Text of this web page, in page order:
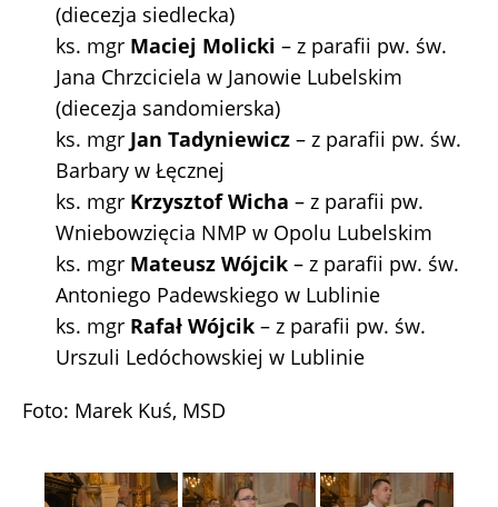
(diecezja siedlecka)
ks. mgr Maciej Molicki – z parafii pw. św.
Jana Chrzciciela w Janowie Lubelskim
(diecezja sandomierska)
ks. mgr Jan Tadyniewicz – z parafii pw. św.
Barbary w Łęcznej
ks. mgr Krzysztof Wicha – z parafii pw.
Wniebowzięcia NMP w Opolu Lubelskim
ks. mgr Mateusz Wójcik – z parafii pw. św.
Antoniego Padewskiego w Lublinie
ks. mgr Rafał Wójcik – z parafii pw. św.
Urszuli Ledóchowskiej w Lublinie
Foto: Marek Kuś, MSD